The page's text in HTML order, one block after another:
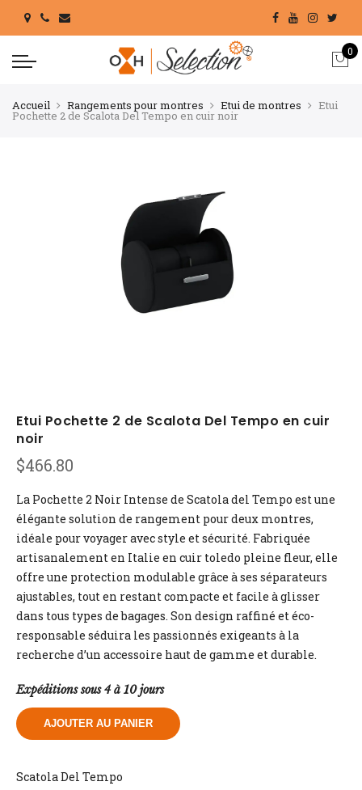
0
Accueil Rangements pour montres Etui de montres Etui
Pochette 2 de Scalota Del Tempo en cuir noir
Etui Pochette 2 de Scalota Del Tempo en cuir
noir
$466.80
La Pochette 2 Noir Intense de Scatola del Tempo est une
élégante solution de rangement pour deux montres,
idéale pour voyager avec style et sécurité. Fabriquée
artisanalement en Italie en cuir toledo pleine fleur, elle
offre une protection modulable grâce à ses séparateurs
ajustables, tout en restant compacte et facile à glisser
dans tous types de bagages. Son design raffiné et éco-
responsable séduira les passionnés exigeants à la
recherche d’un accessoire haut de gamme et durable.
Expéditions sous 4 à 10 jours
AJOUTER AU PANIER
Scatola Del Tempo